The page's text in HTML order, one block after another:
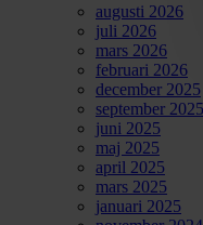
augusti 2026
juli 2026
mars 2026
februari 2026
december 2025
september 2025
juni 2025
maj 2025
april 2025
mars 2025
januari 2025